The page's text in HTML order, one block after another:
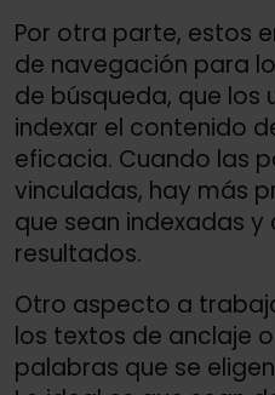
Por otra parte, estos
de navegación para
de búsqueda, que los
indexar el contenido
eficacia. Cuando las
vinculadas, hay más
que sean indexadas
resultados.
Otro aspecto a
los textos de anclaje
palabras que se